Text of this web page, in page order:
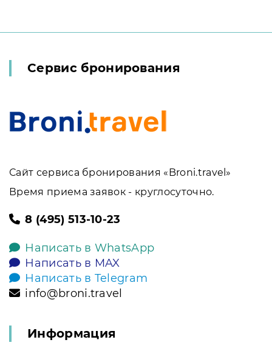
Сервис бронирования
Сайт сервиса бронирования «Broni.travel»
Время приема заявок - круглосуточно.
8 (495) 513-10-23
Написать в WhatsApp
Написать в MAX
Написать в Telegram
info@broni.travel
Информация